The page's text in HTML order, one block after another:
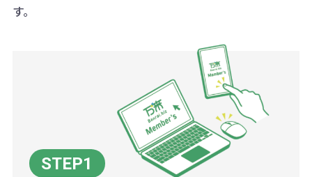
商品や印刷方法によって異なります
ので、予めご了承ください。
例：200個未満（1式：18,000円）
200個~499個の場合：42円（1個
当たり）
す。